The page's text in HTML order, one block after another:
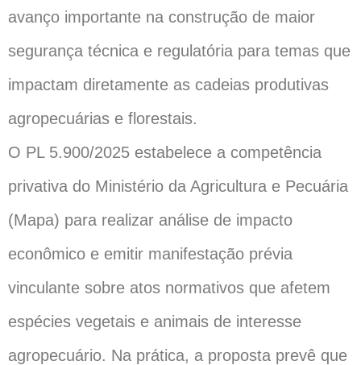
avanço importante na construção de maior
segurança técnica e regulatória para temas que
impactam diretamente as cadeias produtivas
agropecuárias e florestais.
O PL 5.900/2025 estabelece a competência
privativa do Ministério da Agricultura e Pecuária
(Mapa) para realizar análise de impacto
econômico e emitir manifestação prévia
vinculante sobre atos normativos que afetem
espécies vegetais e animais de interesse
agropecuário. Na prática, a proposta prevê que